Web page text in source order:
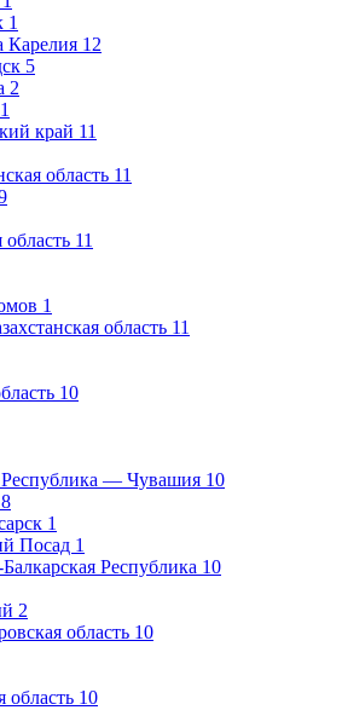
1
Карелия 12
5
2
1
край 11
область 11
область 11
1
область 11
10
— Чувашия 10
8
1
Посад 1
Республика 10
2
область 10
область 10